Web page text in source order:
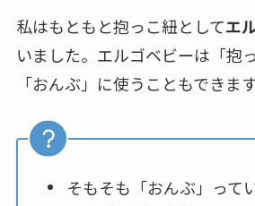
私はもともと抱っこ紐としてエ
いました。エルゴベビーは「抱
「おんぶ」に使うこともできま
そもそも「おんぶ」って